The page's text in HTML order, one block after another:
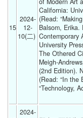
15
2024-
12-
10(二)
California:
(Read:
Balsom,
Contemporary
University
The Othered
Meigh-
(2nd Edition).
(Read: “In the
“Technology,
2024-